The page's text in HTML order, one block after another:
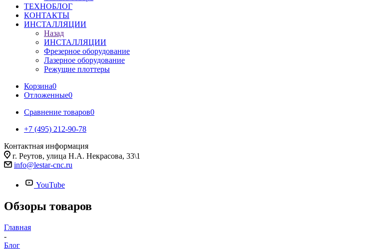
ТЕХНОБЛОГ
КОНТАКТЫ
ИНСТАЛЛЯЦИИ
Назад
ИНСТАЛЛЯЦИИ
Фрезерное оборудование
Лазерное оборудование
Режущие плоттеры
Корзина0
Отложенные0
Сравнение товаров0
+7 (495) 212-90-78
Контактная информация
г. Реутов, улица Н.А. Некрасова, 33\1
info@lestar-cnc.ru
YouTube
Обзоры товаров
Главная
-
Блог